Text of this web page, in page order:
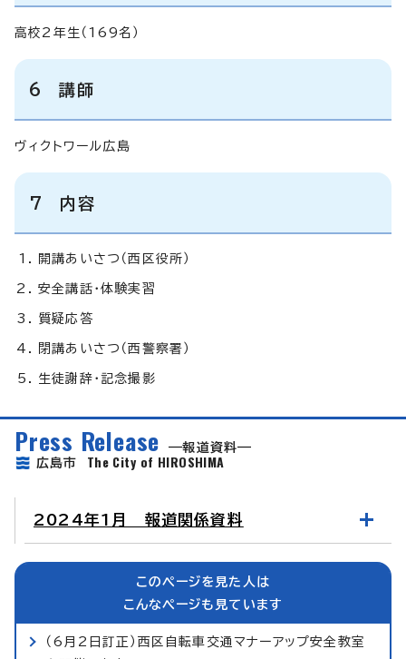
高校2年生（169名）
6 講師
ヴィクトワール広島
7 内容
開講あいさつ（西区役所）
安全講話・体験実習
質疑応答
閉講あいさつ（西警察署）
生徒謝辞・記念撮影
Press Release
報道資料
広島市 The City of HIROSHIMA
2024年1月 報道関係資料
このページを見た人は
こんなページも見ています
（6月2日訂正）西区自転車交通マナーアップ安全教室